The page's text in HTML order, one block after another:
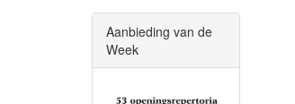
Aanbieding van de
Week